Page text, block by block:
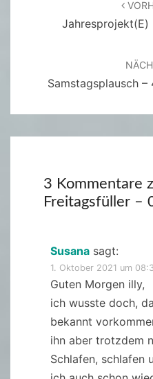
Jahresprojekt(e)
Samstagsplausch –
3 Kommentare
Freitagsfüller –
Susana sagt:
1. Oktober 2021 um
Guten Morgen illy,
ich wusste doch,
bekannt
ihn aber trotzdem
Schlafen, schlafen